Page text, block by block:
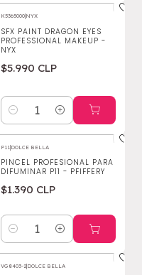
K5365000|NYX
SFX PAINT DRAGON EYES
PROFESSIONAL MAKEUP -
NYX
$5.990 CLP
Cantidad
P11|DOLCE BELLA
PINCEL PROFESIONAL PARA
DIFUMINAR P11 - PFIFFERY
$1.390 CLP
Cantidad
VG8403-2|DOLCE BELLA